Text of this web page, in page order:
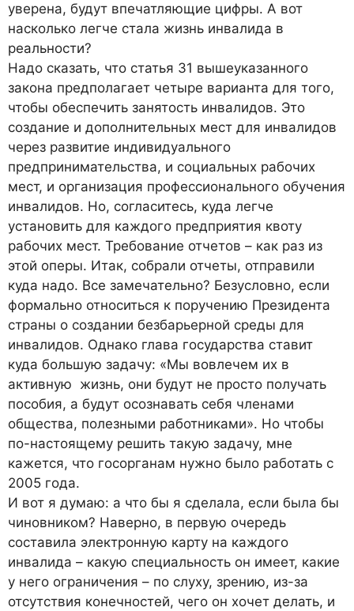
уверена, будут впечатляющие цифры. А вот
насколько легче стала жизнь инвалида в
реальности?
Надо сказать, что статья 31 вышеуказанного
закона предполагает четыре варианта для того,
чтобы обеспечить занятость инвалидов. Это
создание и дополнительных мест для инвалидов
через развитие индивидуального
предпринимательства, и социальных рабочих
мест, и организация профессионального обучения
инвалидов. Но, согласитесь, куда легче
установить для каждого предприятия квоту
рабочих мест. Требование отчетов – как раз из
этой оперы. Итак, собрали отчеты, отправили
куда надо. Все замечательно? Безусловно, если
формально относиться к поручению Президента
страны о создании безбарьерной среды для
инвалидов. Однако глава государства ставит
куда большую задачу: «Мы вовлечем их в
активную жизнь, они будут не просто получать
пособия, а будут осознавать себя членами
общества, полезными работниками». Но чтобы
по-настоящему решить такую задачу, мне
кажется, что госорганам нужно было работать с
2005 года.
И вот я думаю: а что бы я сделала, если была бы
чиновником? Наверно, в первую очередь
составила электронную карту на каждого
инвалида – какую специальность он имеет, какие
у него ограничения – по слуху, зрению, из-за
отсутствия конечностей, чего он хочет делать, и